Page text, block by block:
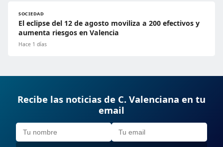
SOCIEDAD
El eclipse del 12 de agosto moviliza a 200 efectivos y
aumenta riesgos en Valencia
Hace 1 días
Recibe las noticias de C. Valenciana en tu
email